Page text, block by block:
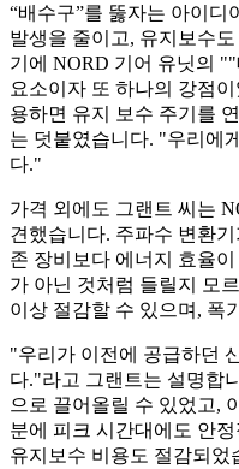
“배수구”를 뚫자는 아이디
발생을 줄이고, 유지보수
기에 NORD 기어 유닛의
요소이자 또 하나의 강점
용하면 유지 보수 주기를
는 덧붙였습니다. "우리에
다."
가격 외에도 그랜트 씨는
견했습니다. 주파수 변환
존 장비보다 에너지 효율이
가 아닌 것처럼 들릴지 모
이상 절감할 수 있으며, 폭
"우리가 이전에 공급하던
다."라고 그랜트는 설명합
으로 끌어올릴 수 있었고,
분에 피크 시간대에도 안
유지보수 비용도 절감되었